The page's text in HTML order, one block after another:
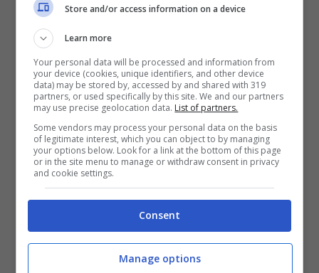
parlato soprattutto dell’ultima mezz’ora,
avevamo fatto un’ora buona contro una squadra
in forma e invece siamo stati poco lucidi negli
ultimi trenta minuti, non giocando a calcio come
sappiamo fare”.
Influenza Champions sul campionato?
percorso Champions mentalmente ci ha dato
tanto. Dal 13 luglio i ragazzi lavorano molto
bene, ormai è tanto che siamo insieme e
bisogna continuare così. Si gioca tanto, ho
bisogno dell’apporto di tutti. Ora in un giorno e
mezzo capita di dover preparare una sfida
importante come quella che abbiamo adesso
Store and/or access information on a device
Learn more
Your personal data will be processed and information from
your device (cookies, unique identifiers, and other device
data) may be stored by, accessed by and shared with 319
partners, or used specifically by this site. We and our partners
may use precise geolocation data. List of partners.
Some vendors may process your personal data on the basis
of legitimate interest, which you can object to by managing
your options below. Look for a link at the bottom of this page
or in the site menu to manage or withdraw consent in privacy
and cookie settings.
Consent
Manage options